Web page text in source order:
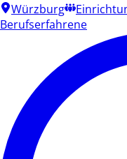
Würzburg
Berufserfahrene